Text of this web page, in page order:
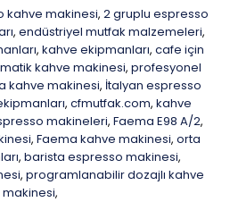
kahve makinesi, 2 gruplu espresso
, endüstriyel mutfak malzemeleri,
, kahve ekipmanları, cafe için
kahve makinesi, profesyonel
kahve makinesi, İtalyan espresso
, cfmutfak.com, kahve
makineleri, Faema E98 A/2,
, Faema kahve makinesi, orta
, barista espresso makinesi,
, programlanabilir dozajlı kahve
makinesi,